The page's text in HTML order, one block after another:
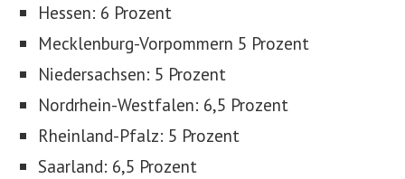
Hessen: 6 Prozent
Mecklenburg-Vorpommern 5 Prozent
Niedersachsen: 5 Prozent
Nordrhein-Westfalen: 6,5 Prozent
Rheinland-Pfalz: 5 Prozent
Saarland: 6,5 Prozent